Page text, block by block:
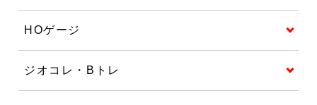
HOゲージ
ジオコレ・Bトレ